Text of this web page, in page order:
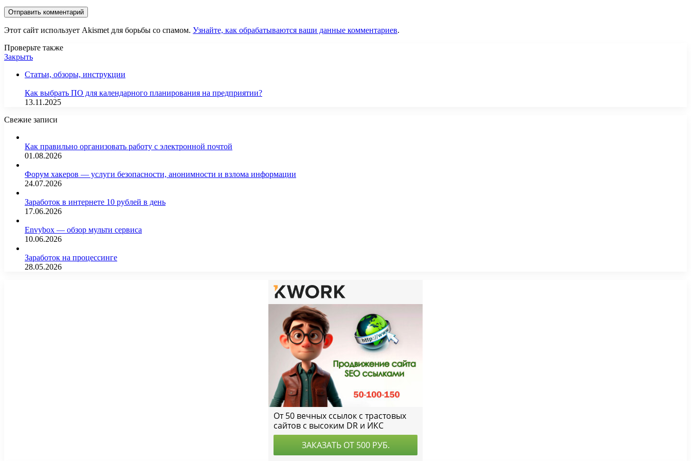
Этот сайт использует Akismet для борьбы со спамом. Узнайте, как обрабатываются ваши данные комментариев.
Проверьте также
Закрыть
Статьи, обзоры, инструкции
Как выбрать ПО для календарного планирования на предприятии?
13.11.2025
Свежие записи
Как правильно организовать работу с электронной почтой
01.08.2026
Форум хакеров — услуги безопасности, анонимности и взлома информации
24.07.2026
Заработок в интернете 10 рублей в день
17.06.2026
Envybox — обзор мульти сервиса
10.06.2026
Заработок на процессинге
28.05.2026